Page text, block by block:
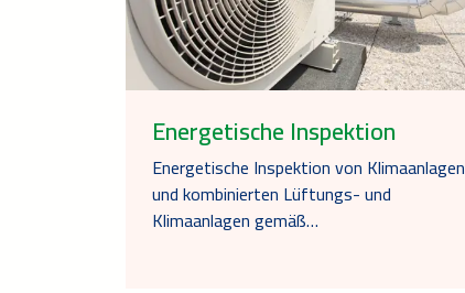
Energetische Inspektion
Energetische Inspektion von Klimaanlagen
und kombinierten Lüftungs- und
Klimaanlagen gemäß…